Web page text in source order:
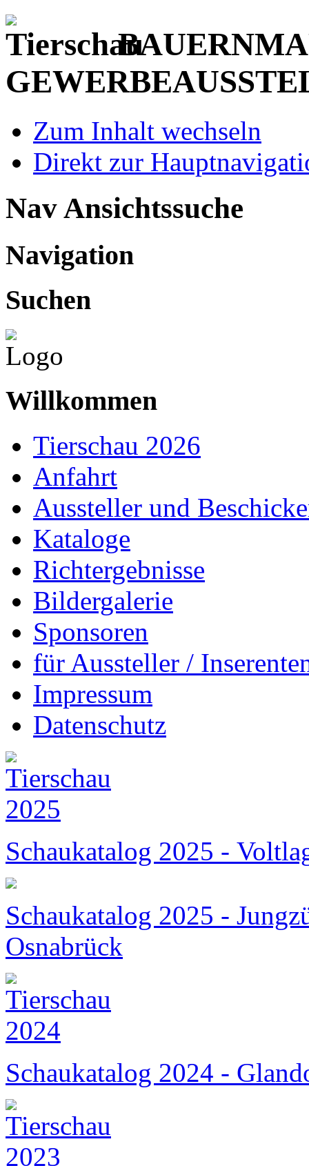
Zum Inhalt wechseln
Direkt zur
Nav Ansichtssuche
Navigation
Suchen
Willkommen
Tierschau 2026
Anfahrt
Aussteller und
Kataloge
Richtergebnisse
Bildergalerie
Sponsoren
für Aussteller /
Impressum
Datenschutz
Schaukatalog 2025 -
Schaukatalog 2025 -
Osnabrück
Schaukatalog 2024 -